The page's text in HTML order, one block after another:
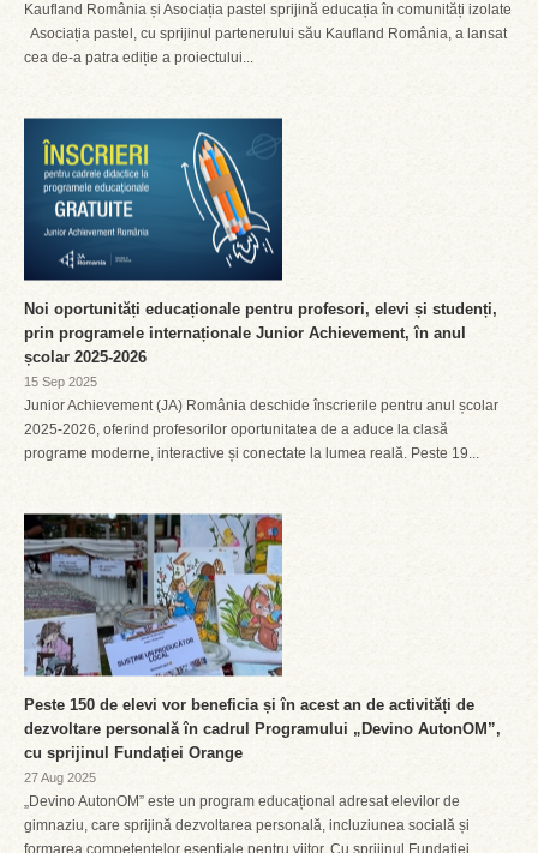
Kaufland România și Asociația pastel sprijină educația în comunități izolate
Asociația pastel, cu sprijinul partenerului său Kaufland România, a lansat
cea de-a patra ediție a proiectului...
Noi oportunități educaționale pentru profesori, elevi și studenți,
prin programele internaționale Junior Achievement, în anul
școlar 2025-2026
15 Sep 2025
Junior Achievement (JA) România deschide înscrierile pentru anul școlar
2025-2026, oferind profesorilor oportunitatea de a aduce la clasă
programe moderne, interactive și conectate la lumea reală. Peste 19...
Peste 150 de elevi vor beneficia și în acest an de activități de
dezvoltare personală în cadrul Programului „Devino AutonOM”,
cu sprijinul Fundației Orange
27 Aug 2025
„Devino AutonOM” este un program educațional adresat elevilor de
gimnaziu, care sprijină dezvoltarea personală, incluziunea socială și
formarea competențelor esențiale pentru viitor. Cu sprijinul Fundației...